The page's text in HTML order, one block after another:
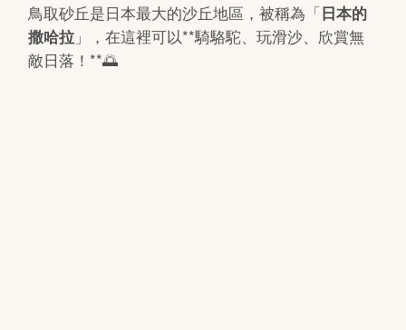
鳥取砂丘是日本最大的沙丘地區，被稱為「日本的
撒哈拉 」，在這裡可以**騎駱駝、玩滑沙、欣賞無
敵日落！**🌅